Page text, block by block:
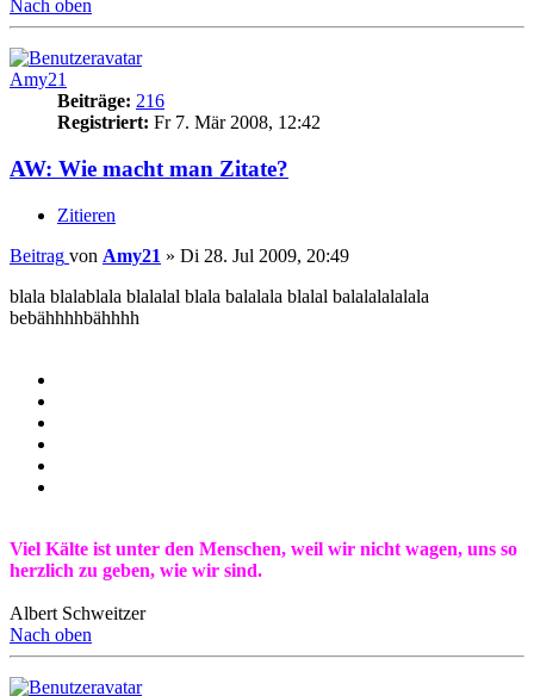
Nach oben
Amy21
Beiträge: 216
Registriert: Fr 7. Mär 2008, 12:42
AW: Wie macht man Zitate?
Zitieren
Beitrag von Amy21 » Di 28. Jul 2009, 20:49
blala blalablala blalalal blala balalala blalal balalalalalala
bebähhhhbähhhh
Viel Kälte ist unter den Menschen, weil wir nicht wagen, uns so
herzlich zu geben, wie wir sind.
Albert Schweitzer
Nach oben